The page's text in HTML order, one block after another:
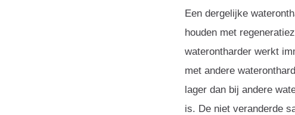
Een dergelijke
houden met
waterontharder werkt
met andere
lager dan bij andere
is. De niet veranderde